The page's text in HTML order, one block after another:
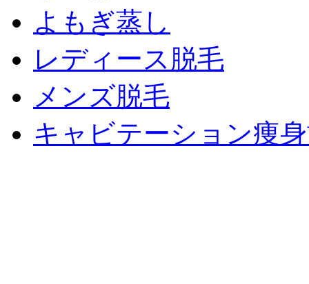
よもぎ蒸し
レディース脱毛
メンズ脱毛
キャビテーション痩